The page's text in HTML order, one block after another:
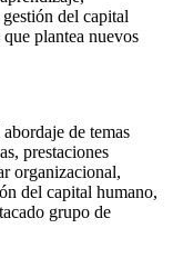
del capital
plantea nuevos
de temas
prestaciones
organizacional,
del capital humano,
grupo de